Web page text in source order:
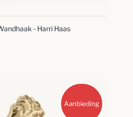
- Harri Haas
Aanbieding